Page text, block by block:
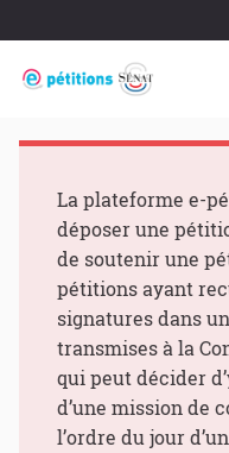
La plateforme e-
déposer une
de soutenir une
pétitions ayant
signatures dans
transmises à la
qui peut décider
d’une mission de
l’ordre du jour